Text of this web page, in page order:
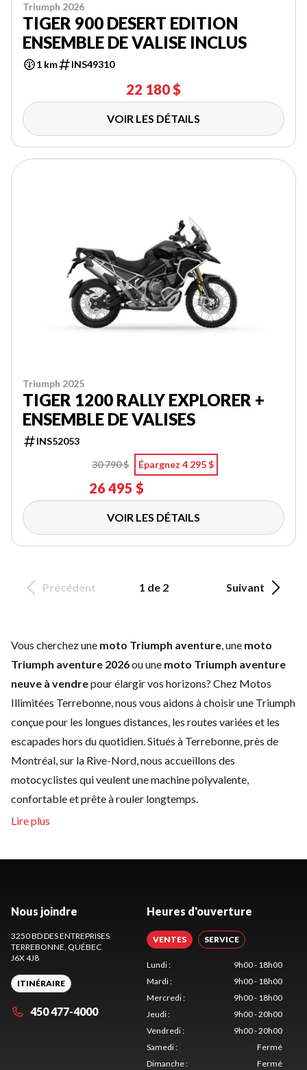
Triumph 2026
TIGER 900 DESERT EDITION
ENSEMBLE DE VALISE INCLUS
1 km INS49310
22 180 $
VOIR LES DÉTAILS
Triumph 2025
TIGER 1200 RALLY EXPLORER +
ENSEMBLE DE VALISES
INS52053
30 790 $
Épargnez 4 295 $
26 495 $
VOIR LES DÉTAILS
Précédent 1 de 2 Suivant
Vous cherchez une moto Triumph aventure , une moto
Triumph aventure 2026ou une moto Triumph aventure
neuve à vendrepour élargir vos horizons? Chez Motos
Illimitées Terrebonne, nous vous aidons à choisir une Triumph
conçue pour les longues distances, les routes variées et les
escapades hors du quotidien. Situés à Terrebonne, près de
Montréal, sur la Rive-Nord, nous accueillons des
motocyclistes qui veulent une machine polyvalente,
confortable et prête à rouler longtemps.
Nous joindre
3250 BD DES ENTREPRISES
TERREBONNE , QUÉBEC
J6X 4J8
ITINÉRAIRE
450 477-4000
Heures d'ouverture
VENTES SERVICE
Lundi:
9h00 - 18h00
Mardi:
9h00 - 18h00
Mercredi:
9h00 - 18h00
Jeudi:
9h00 - 20h00
Vendredi:
9h00 - 20h00
Samedi:
Fermé
Dimanche: Fermé